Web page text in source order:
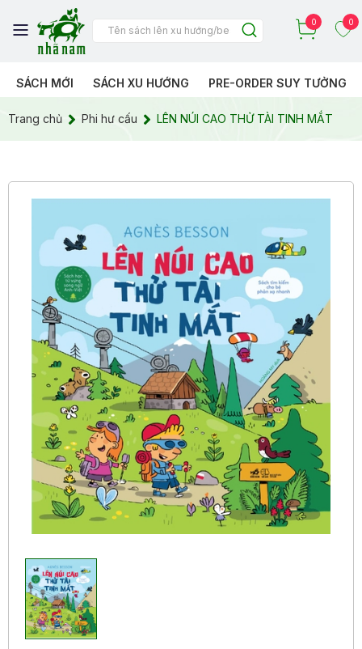
0 0
SÁCH MỚI SÁCH XU HƯỚNG PRE-ORDER SUY TƯỞNG
Trang chủ Phi hư cấu LÊN NÚI CAO THỬ TÀI TINH MẮT